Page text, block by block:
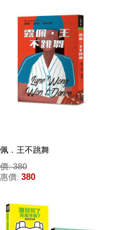
．王不跳舞
: 380
價: 380